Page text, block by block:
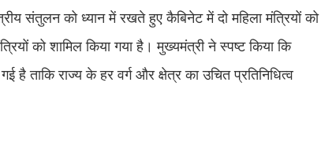
संतुलन को ध्यान में रखते हुए कैबिनेट में दो महिला मंत्रियों को
को शामिल किया गया है। मुख्यमंत्री ने स्पष्ट किया कि
है ताकि राज्य के हर वर्ग और क्षेत्र का उचित प्रतिनिधित्व